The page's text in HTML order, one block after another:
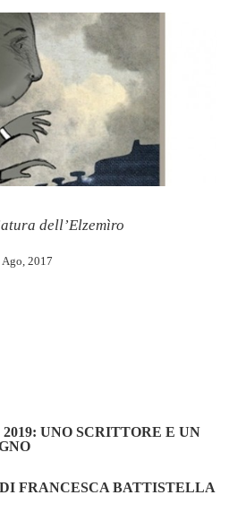
dell’Elzemìro
Ago, 2017
UNO SCRITTORE E UN
FRANCESCA BATTISTELLA